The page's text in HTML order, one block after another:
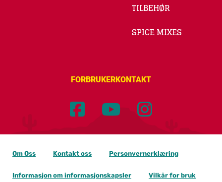
TILBEHØR
SPICE MIXES
FORBRUKERKONTAKT
Om Oss Kontakt oss Personvernerklæring
Informasjon om informasjonskapsler Vilkår for bruk